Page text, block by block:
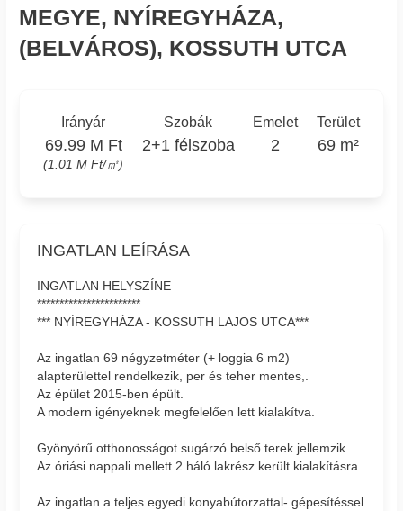
MEGYE, NYÍREGYHÁZA,
(BELVÁROS), KOSSUTH UTCA
Irányár
69.99 M Ft
(1.01 M Ft/㎡)
Szobák
2+1 félszoba
Emelet
2
Terület
69 m²
INGATLAN LEÍRÁSA
INGATLAN HELYSZÍNE
***********************
*** NYÍREGYHÁZA - KOSSUTH LAJOS UTCA***
Az ingatlan 69 négyzetméter (+ loggia 6 m2)
alapterülettel rendelkezik, per és teher mentes,.
Az épület 2015-ben épült.
A modern igényeknek megfelelően lett kialakítva.
Gyönyörű otthonosságot sugárzó belső terek jellemzik.
Az óriási nappali mellett 2 háló lakrész került kialakításra.
Az ingatlan a teljes egyedi konyabútorzattal- gépesítéssel